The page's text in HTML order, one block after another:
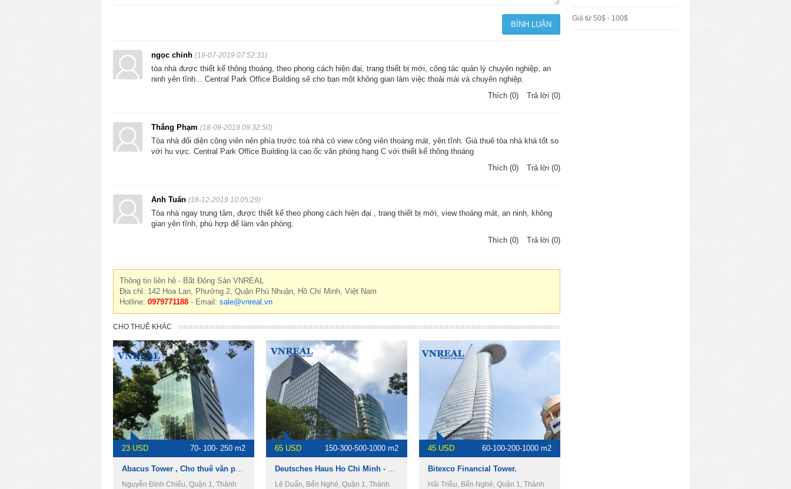
ngọc chinh (19-07-2019 07:52:31)
tòa nhà được thiết kế thông thoáng, theo phong cách hiện đại, trang thiết bị mới, công tác quản lý chuyên nghiệp, an
ninh yên tĩnh... Central Park Office Building sẽ cho bạn một không gian làm việc thoải mái và chuyên nghiệp.
Thích (0)
Trả lời (0)
Thắng Phạm (18-09-2019 09:32:50)
Tòa nhà đối diện công viên nên phía trước toà nhà có view công viên thoáng mát, yên tĩnh. Giá thuê tòa nhà khá tốt so
với hu vực. Central Park Office Building là cao ốc văn phòng hạng C với thiết kế thông thoáng
Thích (0)
Trả lời (0)
Anh Tuấn (18-12-2019 10:05:29)
Tòa nhà ngay trung tâm, được thiết kế theo phong cách hiện đại , trang thiết bị mới, view thoáng mát, an ninh, không
gian yên tĩnh, phù hợp để làm văn phòng.
Thích (0)
Trả lời (0)
Thông tin liên hệ - Bất Động Sản VNREAL
Địa chỉ: 142 Hoa Lan, Phường 2, Quận Phú Nhuận, Hồ Chí Minh, Việt Nam
Hotline: 0979771188 - Email: sale@vnreal.vn
CHO THUÊ KHÁC
23 USD 70- 100- 250 m2
Nguyễn Đình Chiểu, Quận 1, Thành
65 USD 150-300-500-1000 m2
Lê Duẩn, Bến Nghé, Quận 1, Thành
45 USD 60-100-200-1000 m2
Bitexco Financial Tower.
Hải Triều, Bến Nghé, Quận 1, Thành
Giá từ 50$ - 100$